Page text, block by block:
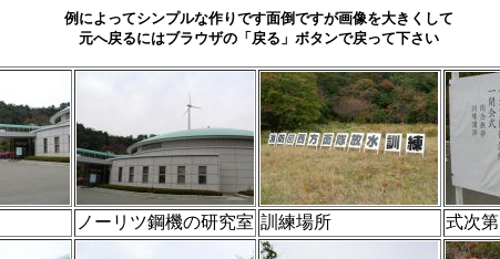
例によってシンプルな作りです面倒ですが画像を大きくして
元へ戻るにはブラウザの「戻る」ボタンで戻って下さい
ノーリツ鋼機の研究室 訓練場所 式次第